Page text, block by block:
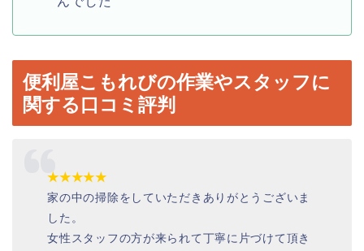
便利屋こもれびの作業やスタッフに
関する口コミ評判
★★★★★
家の中の掃除をしていただきありがとうございま
した。
女性スタッフの方が来られて丁寧に片づけて頂き